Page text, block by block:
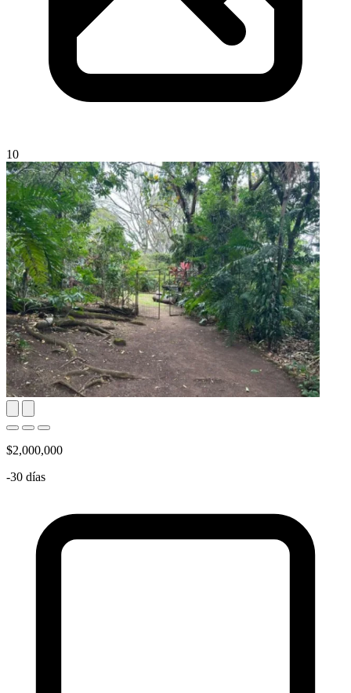
10
$2,000,000
-30 días